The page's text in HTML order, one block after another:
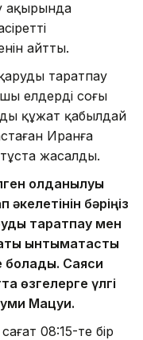
ақырында
айтты.
таратпау
елдердің соңғы
құжат қабылдай
Иранға
жасалды.
қолданылуы
бәріңіз
таратпау мен
ынтымақтастық
болады. Саяси
өзгелерге үлгі
Мацуи.
08:15-те бір